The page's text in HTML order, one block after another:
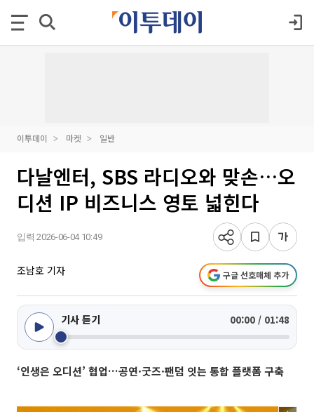
이투데이 마켓 일반
다날엔터, SBS 라디오와 맞손…오
디션 IP 비즈니스 영토 넓힌다
입력 2026-06-04 10:49
조남호 기자 구글 선호매체 추가
기사 듣기 00:00 / 01:48
‘인생은 오디션’ 협업…공연·굿즈·팬덤 잇는 통합 플랫폼 구축